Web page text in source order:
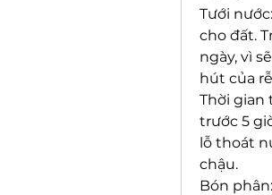
Tưới
cho đất.
ngày, vì
hút của
Thời gian
trước 5
lỗ thoát
chậu.
Bón